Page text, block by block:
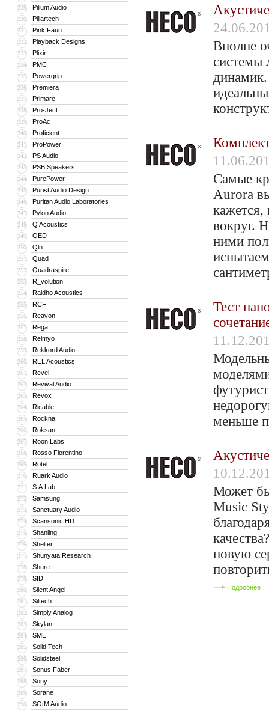
229 Pilium Audio
230 Pillartech
231 Pink Faun
232 Playback Designs
233 Plixir
234 PMC
235 Powergrip
236 Premiera
237 Primare
238 Pro-Ject
239 ProAc
240 Proficient
241 ProPower
242 PS Audio
243 PSB Speakers
244 PurePower
245 Purist Audio Design
246 Puritan Audio Laboratories
247 Pylon Audio
248 Q Acoustics
249 QED
250 Qln
251 Quad
252 Quadraspire
253 R_volution
254 Raidho Acoustics
255 RCF
256 Reavon
257 Rega
258 Reimyo
259 Rekkord Audio
260 REL Acoustics
261 Revel
262 Revival Audio
263 Revox
264 Ricable
265 Rockna
266 Roksan
267 Roon Labs
268 Rosso Fiorentino
269 Rotel
270 Ruark Audio
271 S.A.Lab
272 Samsung
273 Sanctuary Audio
274 Scansonic HD
275 Shanling
276 Shelter
277 Shunyata Research
278 Shure
279 SID
280 Silent Angel
281 Siltech
282 Simply Analog
283 Skylan
284 SME
285 Solid Tech
286 Solidsteel
287 Sonus Faber
288 Sony
289 Sorane
290 SOtM Audio
Вполне
системы
динамик.
Самые
Aurora
кажется,
вокруг.
ними
Тест
меньше
Может
Music
новую
Подробнее